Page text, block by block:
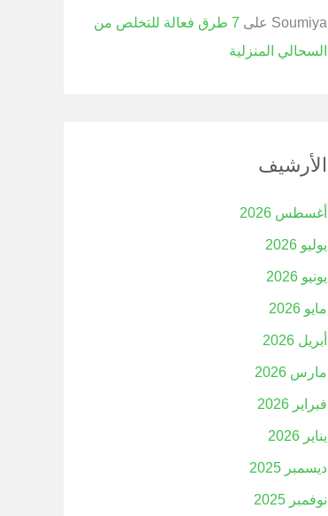
Soumiya على
7 طرق فعالة للتخلص من
السحالي المنزلية
الأرشيف
أغسطس 2026
يوليو 2026
يونيو 2026
مايو 2026
أبريل 2026
مارس 2026
فبراير 2026
يناير 2026
ديسمبر 2025
نوفمبر 2025